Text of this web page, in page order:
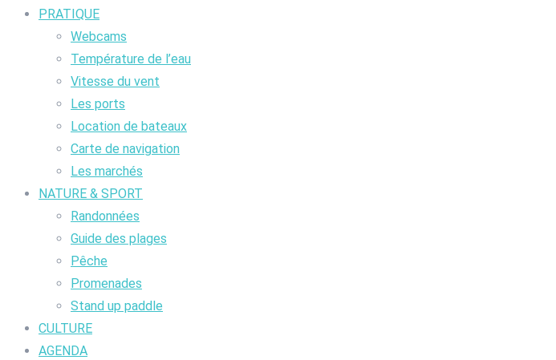
PRATIQUE
Webcams
Température de l’eau
Vitesse du vent
Les ports
Location de bateaux
Carte de navigation
Les marchés
NATURE & SPORT
Randonnées
Guide des plages
Pêche
Promenades
Stand up paddle
CULTURE
AGENDA